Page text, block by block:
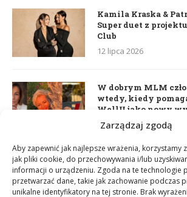
Zarządzaj zgodą
Aby zapewnić jak najlepsze wrażenia, korzystamy
jak pliki cookie, do przechowywania i/lub
informacji o urządzeniu. Zgoda na te technologie
przetwarzać dane, takie jak zachowanie podczas
unikalne identyfikatory na tej stronie. Brak
Kamila Kraska &
Super duet z
Club
12 lipca 2026
W dobrym MLM
wtedy, kiedy
WellU jako nowy
lidera
Daria Dudzik.
17 kwietnia 2026